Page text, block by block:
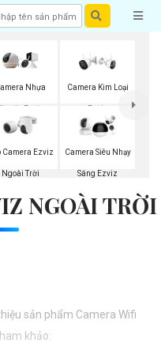
Nhựa
Ezviz
Camera Kim Loại
Ezviz
Camera Ezviz
Ngoài Trời
Camera Siêu Nhạy
Sáng Ezviz
NGOÀI TRỜI
sản phẩm Camera Wifi
khảo: